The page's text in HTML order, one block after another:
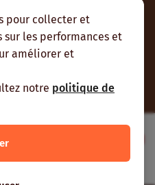
pour collecter et
les performances et
améliorer et
notre politique de
à nos flux RSS et nous
de l’Agence